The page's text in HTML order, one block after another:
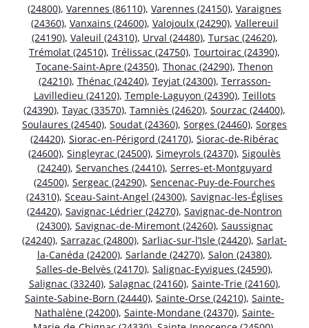
(24800), Varennes (86110), Varennes (24150), Varaignes
(24360), Vanxains (24600), Valojoulx (24290), Vallereuil
(24190), Valeuil (24310), Urval (24480), Tursac (24620),
Trémolat (24510), Trélissac (24750), Tourtoirac (24390),
Tocane-Saint-Apre (24350), Thonac (24290), Thenon
(24210), Thénac (24240), Teyjat (24300), Terrasson-
Lavilledieu (24120), Temple-Laguyon (24390), Teillots
(24390), Tayac (33570), Tamniès (24620), Sourzac (24400),
Soulaures (24540), Soudat (24360), Sorges (24460), Sorges
(24420), Siorac-en-Périgord (24170), Siorac-de-Ribérac
(24600), Singleyrac (24500), Simeyrols (24370), Sigoulès
(24240), Servanches (24410), Serres-et-Montguyard
(24500), Sergeac (24290), Sencenac-Puy-de-Fourches
(24310), Sceau-Saint-Angel (24300), Savignac-les-Églises
(24420), Savignac-Lédrier (24270), Savignac-de-Nontron
(24300), Savignac-de-Miremont (24260), Saussignac
(24240), Sarrazac (24800), Sarliac-sur-l’Isle (24420), Sarlat-
la-Canéda (24200), Sarlande (24270), Salon (24380),
Salles-de-Belvès (24170), Salignac-Eyvigues (24590),
Salignac (33240), Salagnac (24160), Sainte-Trie (24160),
Sainte-Sabine-Born (24440), Sainte-Orse (24210), Sainte-
Nathalène (24200), Sainte-Mondane (24370), Sainte-